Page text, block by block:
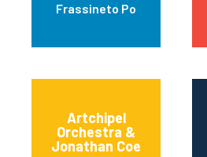
Frassineto Po
Artchipel
Orchestra &
Jonathan Coe